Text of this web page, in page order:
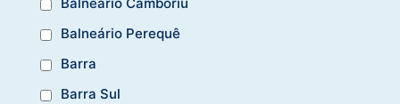
Balneário Perequê
Barra
Barra Sul